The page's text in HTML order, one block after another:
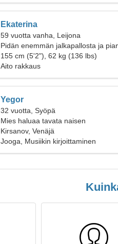
Ekaterina
59 vuotta vanha, Leijona
Pidän enemmän jalkapallosta ja
155 cm (5'2"), 62 kg (136 lbs)
Aito rakkaus
Yegor
32 vuotta, Syöpä
Mies haluaa tavata naisen
Kirsanov, Venäjä
Jooga, Musiikin kirjoittaminen